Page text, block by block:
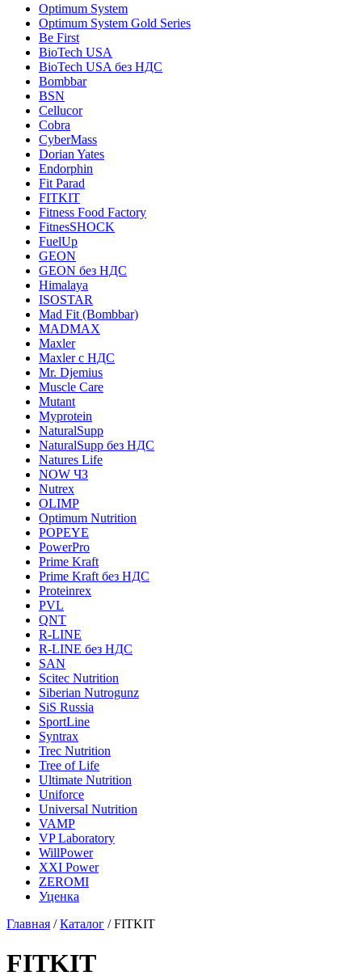
Optimum System
Optimum System Gold Series
Be First
BioTech USA
BioTech USA без НДС
Bombbar
BSN
Cellucor
Cobra
CyberMass
Dorian Yates
Endorphin
Fit Parad
FITKIT
Fitness Food Factory
FitnesSHOCK
FuelUp
GEON
GEON без НДС
Himalaya
ISOSTAR
Mad Fit (Bombbar)
MADMAX
Maxler
Maxler с НДС
Mr. Djemius
Muscle Care
Mutant
Myprotein
NaturalSupp
NaturalSupp без НДС
Natures Life
NOW ЧЗ
Nutrex
OLIMP
Optimum Nutrition
POPEYE
PowerPro
Prime Kraft
Prime Kraft без НДС
Proteinrex
PVL
QNT
R-LINE
R-LINE без НДС
SAN
Scitec Nutrition
Siberian Nutrogunz
SiS Russia
SportLine
Syntrax
Trec Nutrition
Tree of Life
Ultimate Nutrition
Uniforce
Universal Nutrition
VAMP
VP Laboratory
WillPower
XXI Power
ZEROMI
Уценка
Главная /Каталог /FITKIT
FITKIT